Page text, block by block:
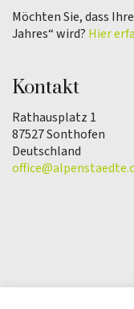
Möchten Sie, dass
Jahres“ wird? Hier
Kontakt
Rathausplatz 1
87527 Sonthofen
Deutschland